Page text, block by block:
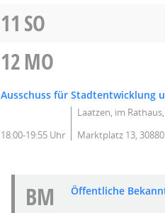
11 SO
12MO
Ausschuss für Stadtentwicklung
18:00-19:55 Uhr
Laatzen, im
Marktplatz 13,
BM Öffentliche